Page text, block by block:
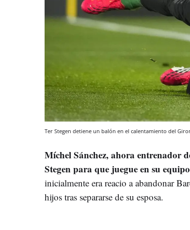
Ter Stegen detiene un balón en el calentamiento del
Míchel Sánchez, ahora entrenador
Stegen para que juegue en su equipo
inicialmente era reacio a abandonar
hijos tras separarse de su esposa.